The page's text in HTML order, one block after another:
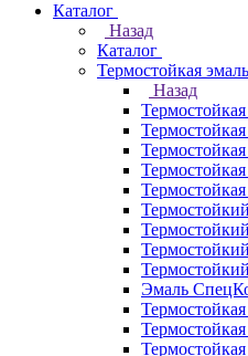
Каталог
Назад
Каталог
Термостойкая
Назад
Эмаль